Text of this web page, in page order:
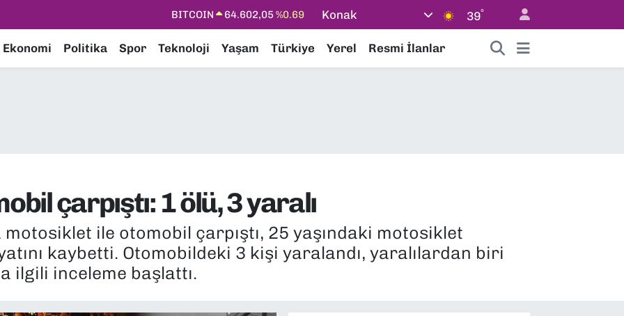
47,6006
EURO
55,0250%0.02
Konak 39°
Ekonomi Politika Spor Teknoloji Yaşam Türkiye Yerel Resmi İlanlar
çarpıştı: 1 ölü, 3 yaralı
ile otomobil çarpıştı, 25 yaşındaki motosiklet
kaybetti. Otomobildeki 3 kişi yaralandı, yaralılardan biri
ilgili inceleme başlattı.